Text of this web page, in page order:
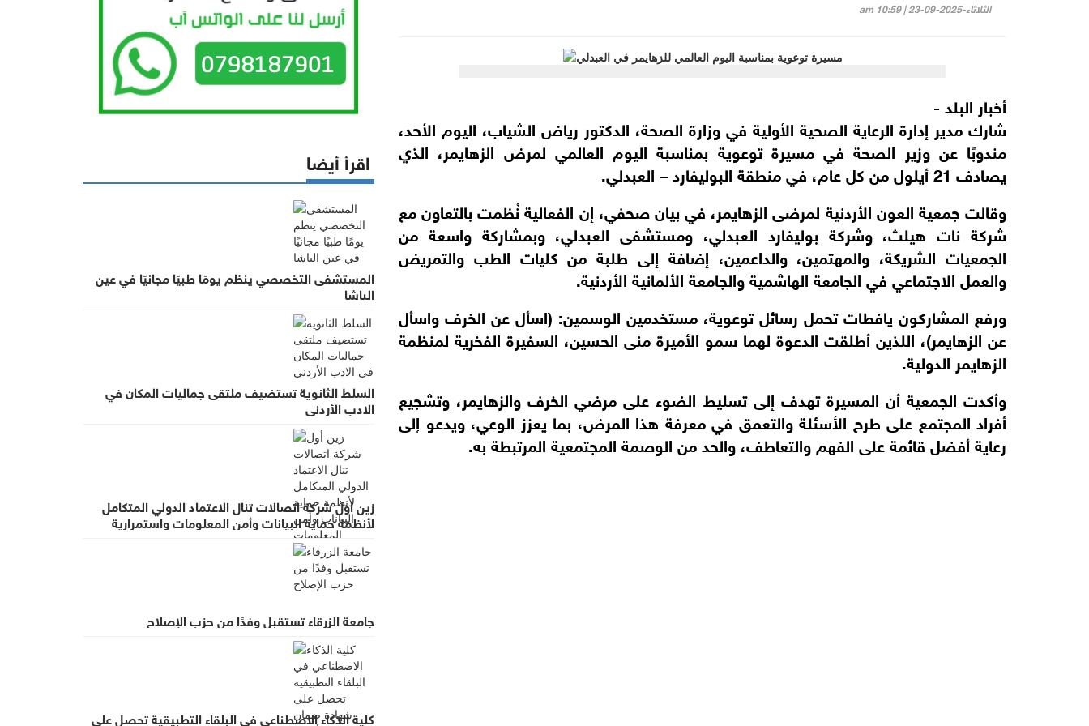
الثلاثاء-2025-09-23 | 10:59 am
أخبار البلد -
شارك مدير إدارة الرعاية الصحية الأولية في وزارة الصحة، الدكتور رياض الشياب، اليوم الأحد،
مندوبًا عن وزير الصحة في مسيرة توعوية بمناسبة اليوم العالمي لمرض الزهايمر، الذي
يصادف 21 أيلول من كل عام، في منطقة البوليفارد – العبدلي.
وقالت جمعية العون الأردنية لمرضى الزهايمر، في بيان صحفي، إن الفعالية نُظمت بالتعاون مع
شركة نات هيلث، وشركة بوليفارد العبدلي، ومستشفى العبدلي، وبمشاركة واسعة من
الجمعيات الشريكة، والمهتمين، والداعمين، إضافة إلى طلبة من كليات الطب والتمريض
والعمل الاجتماعي في الجامعة الهاشمية والجامعة الألمانية الأردنية.
ورفع المشاركون يافطات تحمل رسائل توعوية، مستخدمين الوسمين: (اسأل عن الخرف واسأل
عن الزهايمر)، اللذين أطلقت الدعوة لهما سمو الأميرة منى الحسين، السفيرة الفخرية لمنظمة
الزهايمر الدولية.
وأكدت الجمعية أن المسيرة تهدف إلى تسليط الضوء على مرضي الخرف والزهايمر، وتشجيع
أفراد المجتمع على طرح الأسئلة والتعمق في معرفة هذا المرض، بما يعزز الوعي، ويدعو إلى
رعاية أفضل قائمة على الفهم والتعاطف، والحد من الوصمة المجتمعية المرتبطة به.
اقرأ أيضا
المستشفى التخصصي ينظم يومًا طبيًا مجانيًا في عين
الباشا
السلط الثانوية تستضيف ملتقى جماليات المكان في
الادب الأردني
زين أول شركة اتصالات تنال الاعتماد الدولي المتكامل
لأنظمة حماية البيانات وأمن المعلومات واستمرارية
الأعمال
جامعة الزرقاء تستقبل وفدًا من حزب الإصلاح
كلية الذكاء الاصطناعي في البلقاء التطبيقية تحصل على